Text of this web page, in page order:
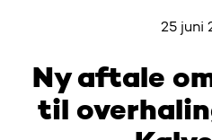
25 juni
Ny aftale
til